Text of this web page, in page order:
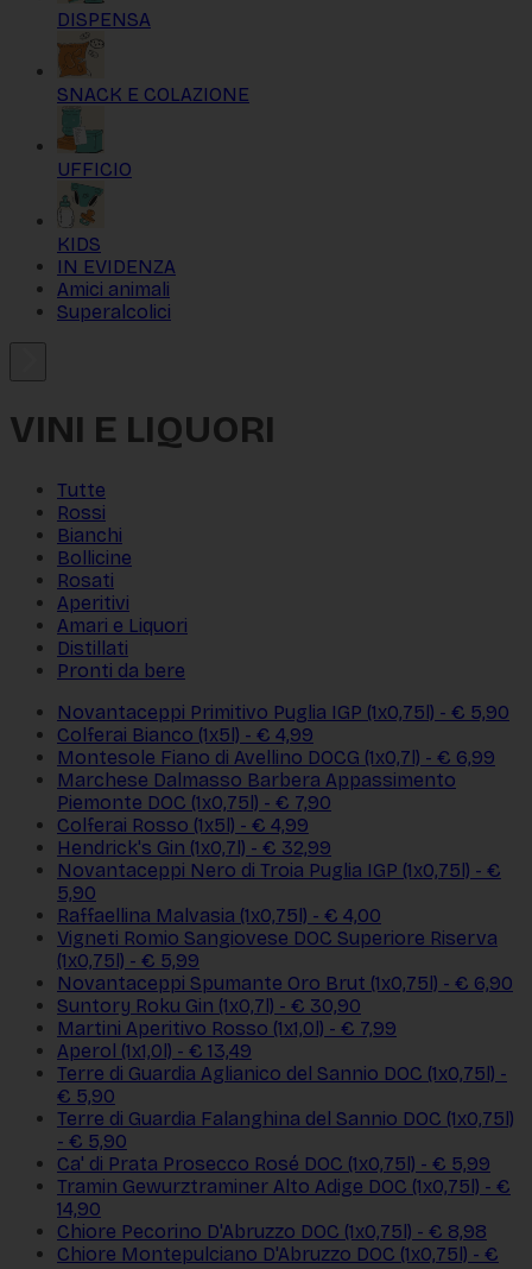
DISPENSA
SNACK E COLAZIONE
UFFICIO
KIDS
IN EVIDENZA
Amici animali
Superalcolici
VINI E LIQUORI
Tutte
Rossi
Bianchi
Bollicine
Rosati
Aperitivi
Amari e Liquori
Distillati
Pronti da bere
Novantaceppi Primitivo Puglia IGP (1x0,75l) - € 5,90
Colferai Bianco (1x5l) - € 4,99
Montesole Fiano di Avellino DOCG (1x0,7l) - € 6,99
Marchese Dalmasso Barbera Appassimento
Piemonte DOC (1x0,75l) - € 7,90
Colferai Rosso (1x5l) - € 4,99
Hendrick's Gin (1x0,7l) - € 32,99
Novantaceppi Nero di Troia Puglia IGP (1x0,75l) - €
5,90
Raffaellina Malvasia (1x0,75l) - € 4,00
Vigneti Romio Sangiovese DOC Superiore Riserva
(1x0,75l) - € 5,99
Novantaceppi Spumante Oro Brut (1x0,75l) - € 6,90
Suntory Roku Gin (1x0,7l) - € 30,90
Martini Aperitivo Rosso (1x1,0l) - € 7,99
Aperol (1x1,0l) - € 13,49
Terre di Guardia Aglianico del Sannio DOC (1x0,75l) -
€ 5,90
Terre di Guardia Falanghina del Sannio DOC (1x0,75l)
- € 5,90
Ca' di Prata Prosecco Rosé DOC (1x0,75l) - € 5,99
Tramin Gewurztraminer Alto Adige DOC (1x0,75l) - €
14,90
Chiore Pecorino D'Abruzzo DOC (1x0,75l) - € 8,98
Chiore Montepulciano D'Abruzzo DOC (1x0,75l) - €